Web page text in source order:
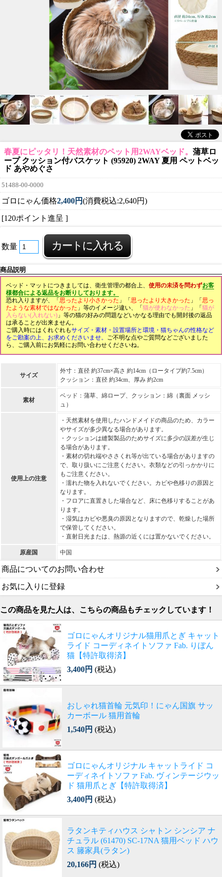
春夏にピッタリ！天然素材のペット用2WAYベッド。 蒲草ロ
ープ クッション付バスケット (95920) 2WAY 夏用 ペットベッ
ド あやめぐさ
51488-00-0000
ゴロにゃん価格2,400円(消費税込:2,640円)
[120ポイント進呈 ]
数量
商品説明
ベッド・マットにつきましては、衛生管理の都合上、 使用の未済を問わずお客
様都合による返品をお断りしております。
恐れ入りますが、「思ったより小さかった 」「思ったより大きかった 」「思っ
たような素材ではなかった 」等のイメージ違い、「猫が使わなかった 」「猫が
入らない(入れない) 」等の猫の好みの問題などいかなる理由でも開封後の返品
は承ることが出来ません。
ご購入時にはくれぐれもサイズ・素材・設置場所と環境・猫ちゃんの性格など
をご勘案の上、お求めくださいませ。
ご不明な点やご質問などございました
ら、ご購入前にお気軽にお問い合わせくださいね。
サイズ
外寸：直径 約37cm×高さ 約14cm（ロータイプ約7.5cm）
クッション：直径 約34cm、厚み 約2cm
素材
ベッド：蒲草、綿ロープ、クッション：綿（裏面 メッシ
ュ）
使用上の注意
・天然素材を使用したハンドメイドの商品のため、カラー
やサイズが多少異なる場合があります。
・クッションは縫製製品のためサイズに多少の誤差が生じ
る場合があります。
・素材の切れ端やささくれ等が出ている場合がありますの
で、取り扱いにご注意ください。衣類などの引っかかりに
もご注意ください。
・濡れた物を入れないでください。カビや色移りの原因と
なります。
・フロアに直置きした場合など、床に色移りすることがあ
ります。
・湿気はカビや悪臭の原因となりますので、乾燥した場所
で保管してください。
・直射日光または、熱源の近くには置かないでください。
原産国 中国
商品についてのお問い合わせ
お気に入りに登録
この商品を見た人は、こちらの商品もチェックしています！
ゴロにゃんオリジナル猫用爪とぎ キャット
ライド コーディネイトソファ Fab. りぼん
猫【特許取得済】
3,400円 (税込)
おしゃれ猫首輪 元気印！にゃん国旗 サッ
カーボール 猫用首輪
1,540円 (税込)
ゴロにゃんオリジナル キャットライド コ
ーディネイトソファ Fab. ヴィンテージウッ
ド 猫用爪とぎ【特許取得済】
3,400円 (税込)
ラタンキティハウス シャトン シンシア ナ
チュラル (61470) SC-17NA 猫用ベッド ハウ
ス 籐家具(ラタン)
20,166円 (税込)